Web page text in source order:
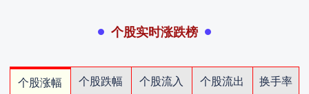
个股实时涨跌榜
个股涨幅 个股跌幅 个股流入 个股流出
换手率